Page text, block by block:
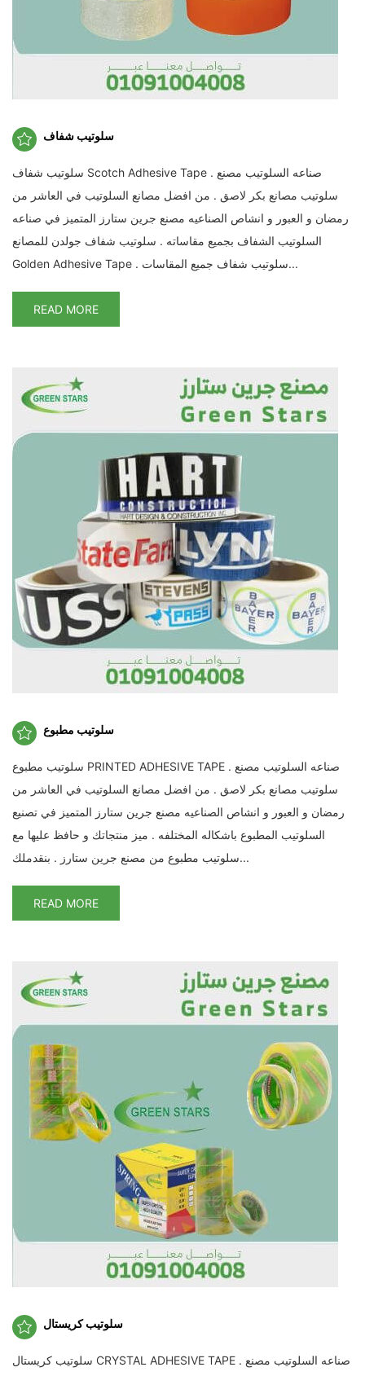
سلوتيب شفاف
سلوتيب شفاف Scotch Adhesive Tape . صناعه السلوتيب مصنع
سلوتيب مصانع بكر لاصق . من افضل مصانع السلوتيب في العاشر من
رمضان و العبور و انشاص الصناعيه مصنع جرين ستارز المتميز في صناعه
السلوتيب الشفاف بجميع مقاساته . سلوتيب شفاف جولدن للمصانع
Golden Adhesive Tape . سلوتيب شفاف جميع المقاسات...
READ MORE
سلوتيب مطبوع
سلوتيب مطبوع PRINTED ADHESIVE TAPE . صناعه السلوتيب مصنع
سلوتيب مصانع بكر لاصق . من افضل مصانع السلوتيب في العاشر من
رمضان و العبور و انشاص الصناعيه مصنع جرين ستارز المتميز في تصنيع
السلوتيب المطبوع باشكاله المختلفه . ميز منتجاتك و حافظ عليها مع
سلوتيب مطبوع من مصنع جرين ستارز . بنقدملك...
READ MORE
سلوتيب كريستال
سلوتيب كريستال CRYSTAL ADHESIVE TAPE . صناعه السلوتيب مصنع